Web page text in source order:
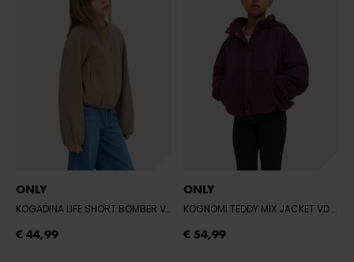
ONLY
KOGADINA LIFE SHORT BOMBER VD OTW - TAUPE GRAY/W. MELANGE
€ 44,99
ONLY
KOGNOMI TEDDY MIX JACKET VD OTW
€ 54,99